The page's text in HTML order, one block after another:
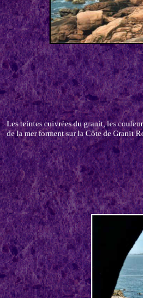
Les teintes cuivrées du granit, les
de la mer forment sur la Côte de Granit